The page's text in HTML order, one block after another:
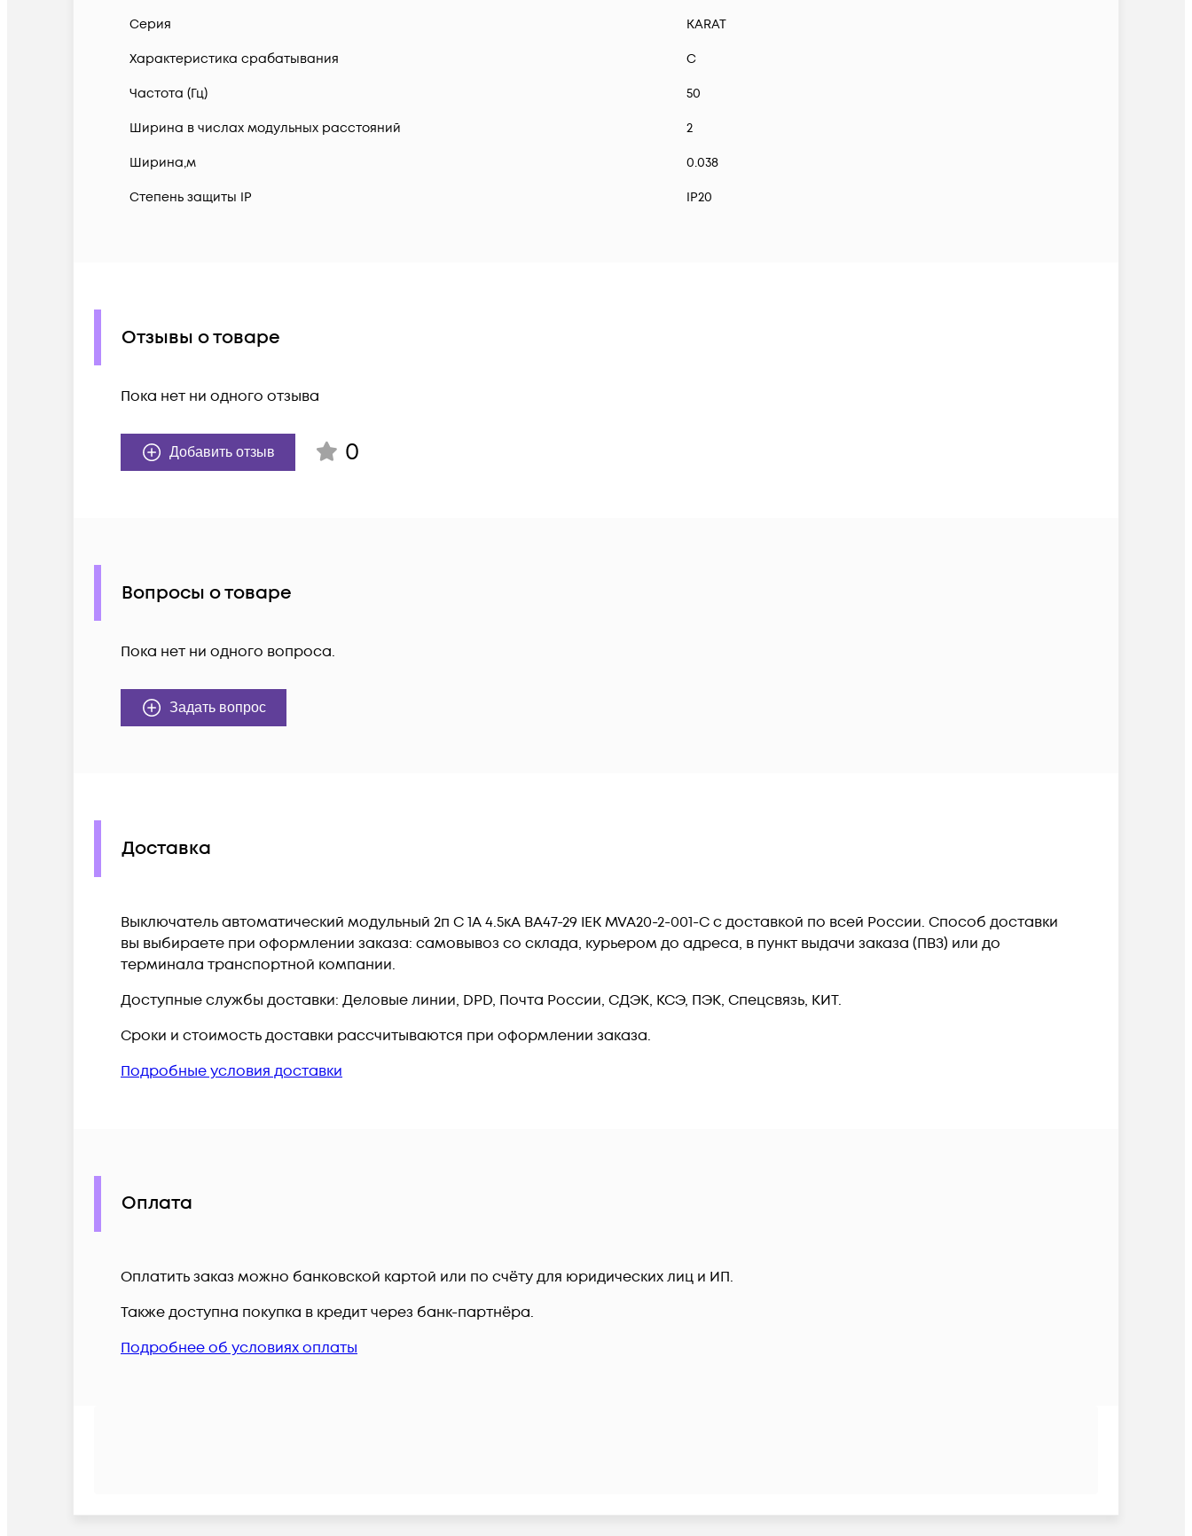
Серия KARAT
Характеристика срабатывания C
Частота (Гц) 50
Ширина в числах модульных расстояний 2
Ширина,м 0.038
Степень защиты IP IP20
Отзывы о товаре
Пока нет ни одного отзыва
Добавить отзыв 0
Вопросы о товаре
Пока нет ни одного вопроса.
Задать вопрос
Доставка
Выключатель автоматический модульный 2п C 1А 4.5кА ВА47-29 IEK MVA20-2-001-C c доставкой по всей России. Способ доставки
вы выбираете при оформлении заказа: самовывоз со склада, курьером до адреса, в пункт выдачи заказа (ПВЗ) или до
терминала транспортной компании.
Доступные службы доставки: Деловые линии, DPD, Почта России, СДЭК, КСЭ, ПЭК, Спецсвязь, КИТ.
Сроки и стоимость доставки рассчитываются при оформлении заказа.
Подробные условия доставки
Оплата
Оплатить заказ можно банковской картой или по счёту для юридических лиц и ИП.
Также доступна покупка в кредит через банк-партнёра.
Подробнее об условиях оплаты